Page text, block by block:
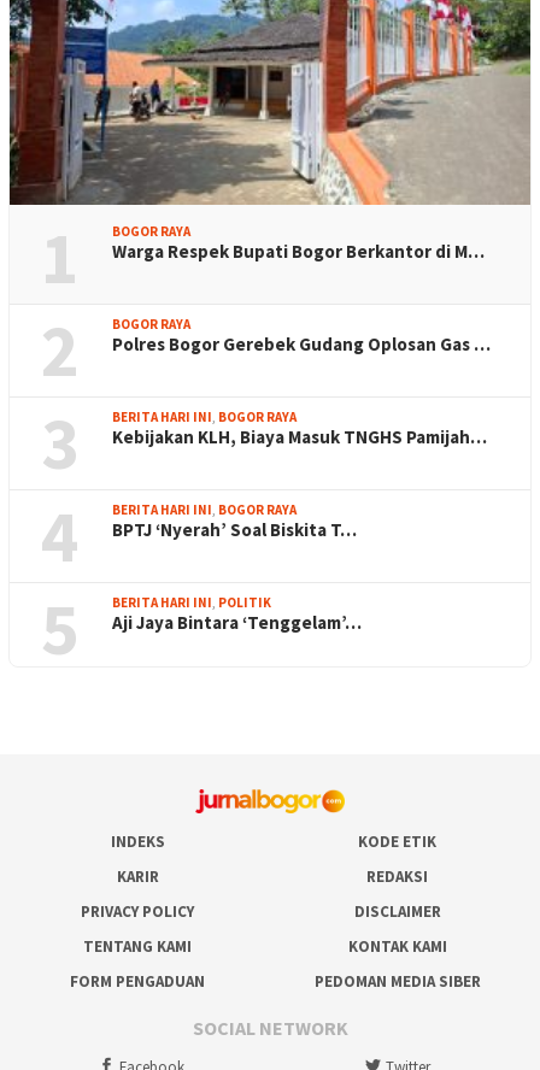
1 BOGOR RAYA
Warga Respek Bupati Bogor Berkantor di M…
2 BOGOR RAYA
Polres Bogor Gerebek Gudang Oplosan Gas …
3 BERITA HARI INI BOGOR RAYA
Kebijakan KLH, Biaya Masuk TNGHS Pamijah…
4 BERITA HARI INI BOGOR RAYA
BPTJ ‘Nyerah’ Soal Biskita T…
5 BERITA HARI INI POLITIK
Aji Jaya Bintara ‘Tenggelam’…
INDEKS
KODE ETIK
KARIR
REDAKSI
PRIVACY POLICY
DISCLAIMER
TENTANG KAMI
KONTAK KAMI
FORM PENGADUAN
PEDOMAN MEDIA SIBER
SOCIAL NETWORK